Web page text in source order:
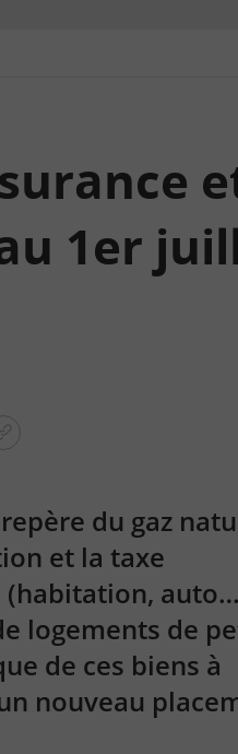
1er
du gaz
et la taxe
(habitation,
logements de
de ces biens à
nouveau